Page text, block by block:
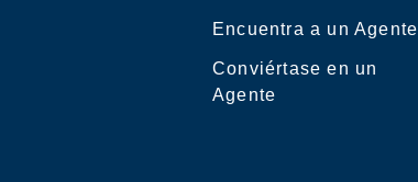
Encuentra a un Agente
Conviértase en un
Agente